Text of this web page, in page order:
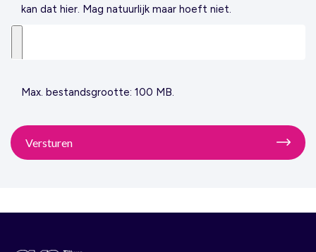
kan dat hier. Mag natuurlijk maar hoeft niet.
Max. bestandsgrootte: 100 MB.
Versturen